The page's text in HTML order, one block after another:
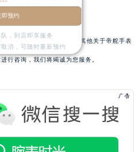
原有的美观与功能。
享的精彩内容。如果您还有其他关于帝舵手表
行咨询，我们将竭诚为您服务。
即预约
，到店即享服务
消，可随时重新预约